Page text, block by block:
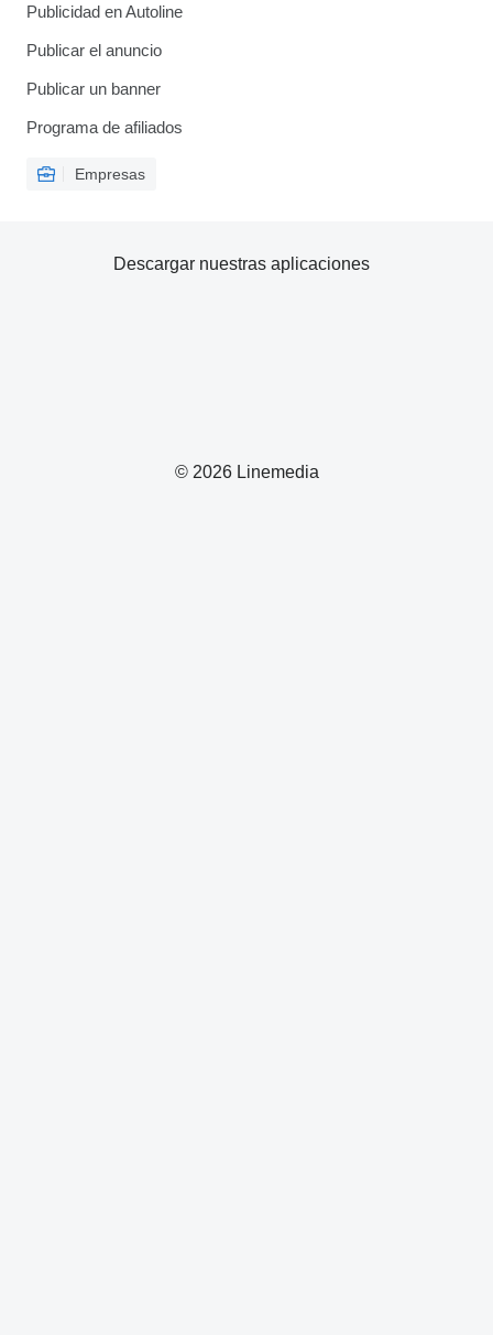
Publicidad en Autoline
Publicar el anuncio
Publicar un banner
Programa de afiliados
Empresas
© 2026 Linemedia
Descargar nuestras aplicaciones